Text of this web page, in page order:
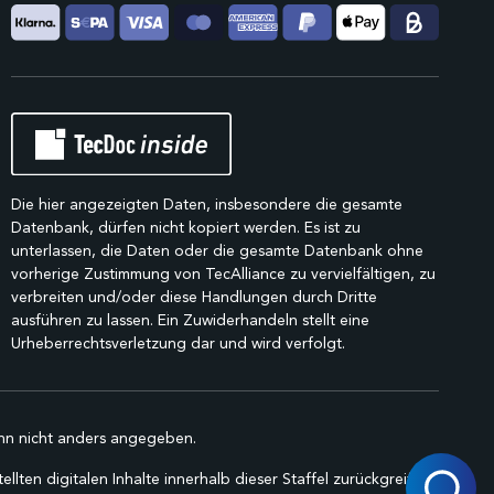
Die hier angezeigten Daten, insbesondere die gesamte
Datenbank, dürfen nicht kopiert werden. Es ist zu
unterlassen, die Daten oder die gesamte Datenbank ohne
vorherige Zustimmung von TecAlliance zu vervielfältigen, zu
verbreiten und/oder diese Handlungen durch Dritte
ausführen zu lassen. Ein Zuwiderhandeln stellt eine
Urheberrechtsverletzung dar und wird verfolgt.
nicht anders angegeben.
digitalen Inhalte innerhalb dieser Staffel zurückgreifen.